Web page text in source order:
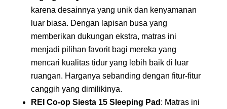
karena desainnya yang unik dan kenyamanan
luar biasa. Dengan lapisan busa yang
memberikan dukungan ekstra, matras ini
menjadi pilihan favorit bagi mereka yang
mencari kualitas tidur yang lebih baik di luar
ruangan. Harganya sebanding dengan fitur-fitur
canggih yang dimilikinya.
REI Co-op Siesta 15 Sleeping Pad : Matras ini